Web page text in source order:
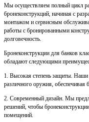
Мы осуществляем полный цикл
бронеконструкций, начиная с
монтажом и сервисным
работы с бронированными
долговечность.
Бронеконструкции для банков
обладают следующими
1. Высокая степень защиты.
различного оружия, обеспечивая
2. Современный дизайн. Мы
решений, чтобы
помещений.